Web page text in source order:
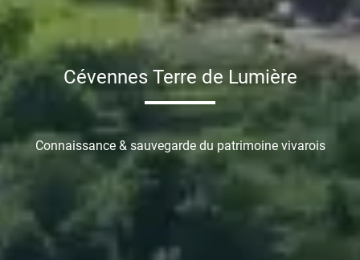
Cévennes Terre de Lumière
Connaissance & sauvegarde du patrimoine vivarois